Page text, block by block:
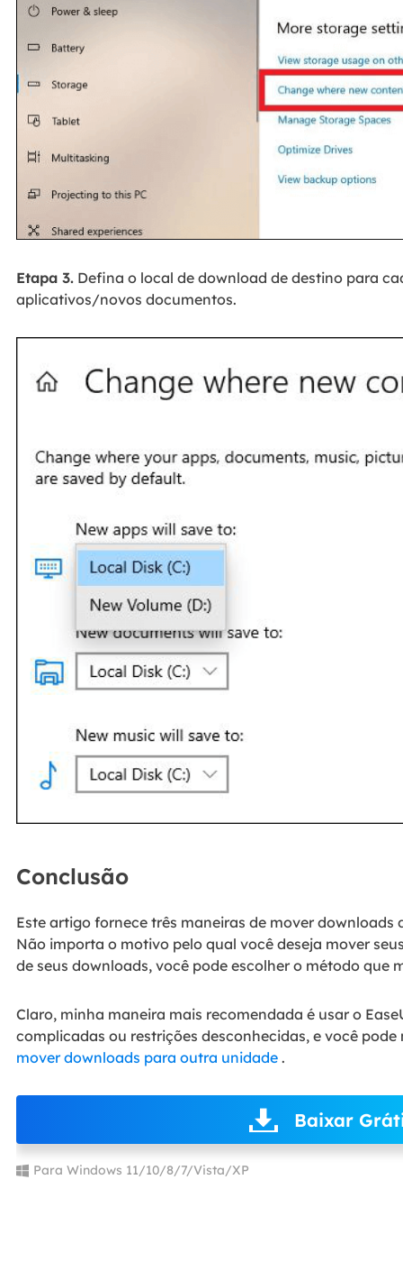
Etapa 3.Defina o local de download de destino para
aplicativos/novos documentos.
Conclusão
Este artigo fornece três maneiras de mover downloads
Não importa o motivo pelo qual você deseja mover
de seus downloads, você pode escolher o método que
Claro, minha maneira mais recomendada é usar o
complicadas ou restrições desconhecidas, e você
mover downloads para outra unidade.
Baixar
Para Windows 11/10/8/7/Vista/XP